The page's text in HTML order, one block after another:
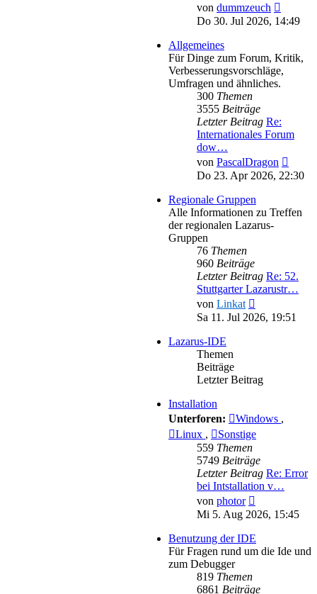
von dummzeuch
Beitrag
Do 30. Jul 2026, 14:49
Allgemeines
Für Dinge zum Forum, Kritik,
Verbesserungsvorschläge,
Umfragen und ähnliches.
300 Themen
3555 Beiträge
Letzter Beitrag Re:
Internationales Forum
dow…
von PascalDragon
Do 23. Apr 2026, 22:30
Regionale Gruppen
Alle Informationen zu Treffen
der regionalen Lazarus-
Gruppen
76 Themen
960 Beiträge
Letzter Beitrag Re: 52.
Stuttgarter Lazarustr…
von Linkat
Beitrag
Sa 11. Jul 2026, 19:51
Lazarus-IDE
Themen
Beiträge
Letzter Beitrag
Installation
Unterforen:
Windows ,
Linux ,
Sonstige
559 Themen
5749 Beiträge
Letzter Beitrag Re: Error
bei Intstallation v…
von photor
Beitrag
Mi 5. Aug 2026, 15:45
Benutzung der IDE
Für Fragen rund um die Ide und
zum Debugger
819 Themen
6861 Beiträge